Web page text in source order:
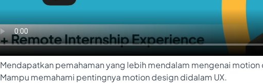
Mendapatkan pemahaman yang lebih mendalam mengenai motion
Mampu memahami pentingnya motion design didalam UX.